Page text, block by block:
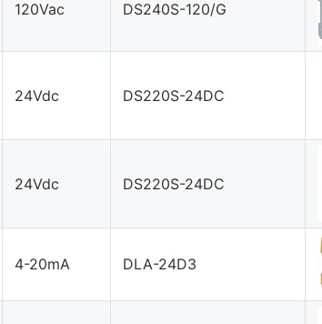
120Vac DS240S-120/G
24Vdc DS220S-24DC
24Vdc DS220S-24DC
4-20mA DLA-24D3